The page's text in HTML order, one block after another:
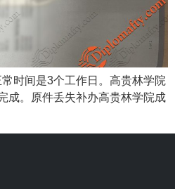
时间是3个工作日。高贵林学院
成。原件丢失补办高贵林学院成